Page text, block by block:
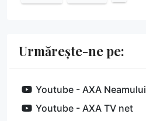
Urmărește-ne pe:
Youtube - AXA Neamului
Youtube - AXA TV net